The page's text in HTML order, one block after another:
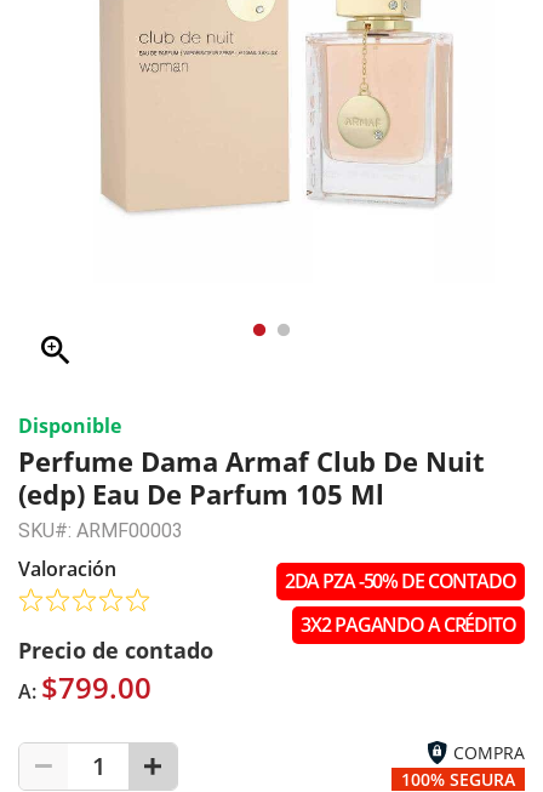
zoom_in
Disponible
Perfume Dama Armaf Club De Nuit
(edp) Eau De Parfum 105 Ml
SKU#: ARMF00003
Valoración
Precio de contado
A: $799.00
1
2DA PZA -50% DE CONTADO
3X2 PAGANDO A CRÉDITO
COMPRA
100% SEGURA